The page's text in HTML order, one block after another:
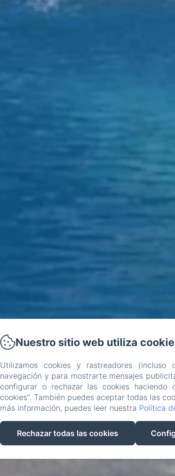
Nuestro sitio web utiliza
Utilizamos cookies y rastreadores
navegación y para mostrarte mensajes
configurar o rechazar las cookies
cookies". También puedes aceptar todas las
más información, puedes leer nuestra Política
Rechazar todas las cookies